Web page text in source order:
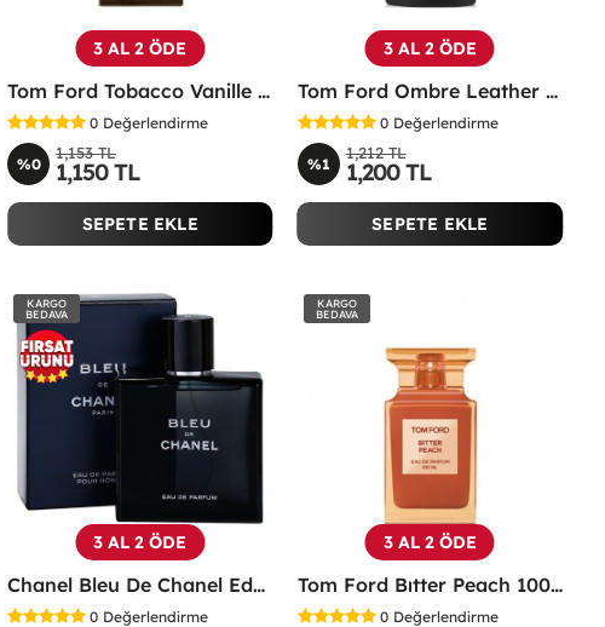
3 AL 2 ÖDE
Tom Ford Tobacco Vanille EDP 100 Ml Erkek Parfüm -
0 Değerlendirme
%0
1,153 TL
1,150 TL
SEPETE EKLE
3 AL 2 ÖDE
Tom Ford Ombre Leather Edp 100 ML Unisex Parfüm - TFOL
0 Değerlendirme
%1
1,212 TL
1,200 TL
SEPETE EKLE
KARGO
BEDAVA
3 AL 2 ÖDE
Chanel Bleu De Chanel Edp 100 ML Erkek Parfüm - CBDC
0 Değerlendirme
KARGO
BEDAVA
3 AL 2 ÖDE
Tom Ford Bıtter Peach 100Ml Unisex -
0 Değerlendirme